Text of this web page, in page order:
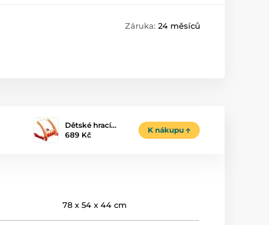
Záruka: 24 měsíců
Dětské hrací…
689 Kč
K nákupu
78 x 54 x 44 cm